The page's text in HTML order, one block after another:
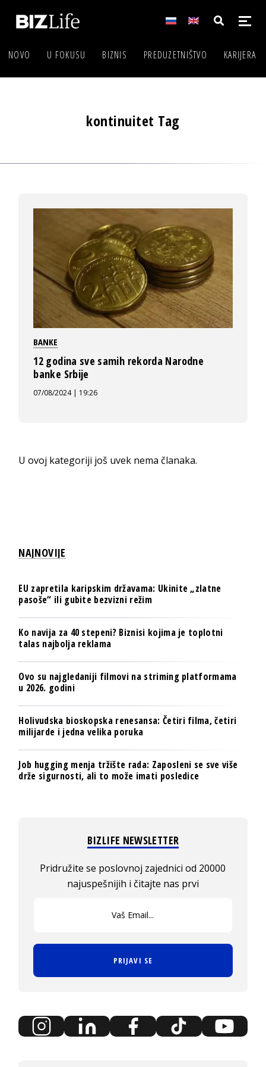
NOVO U FOKUSU BIZNIS PREDUZETNIŠTVO KARIJERA
kontinuitet Tag
BANKE
12 godina sve samih rekorda Narodne
banke Srbije
07/08/2024 | 19:26
U ovoj kategoriji još uvek nema članaka.
NAJNOVIJE
EU zapretila karipskim državama: Ukinite „zlatne
pasoše“ ili gubite bezvizni režim
Ko navija za 40 stepeni? Biznisi kojima je toplotni
talas najbolja reklama
Ovo su najgledaniji filmovi na striming platformama
u 2026. godini
Holivudska bioskopska renesansa: Četiri filma, četiri
milijarde i jedna velika poruka
Job hugging menja tržište rada: Zaposleni se sve više
drže sigurnosti, ali to može imati posledice
BIZLIFE NEWSLETTER
Pridružite se poslovnoj zajednici od 20000
najuspešnijih i čitajte nas prvi
PRIJAVI SE